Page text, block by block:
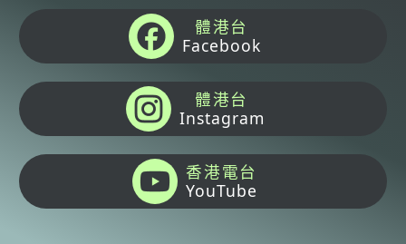
體港台
Facebook
體港台
Instagram
香港電台
YouTube